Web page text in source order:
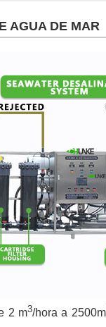
AGUA DE MAR
2 m3/hora a 2500m